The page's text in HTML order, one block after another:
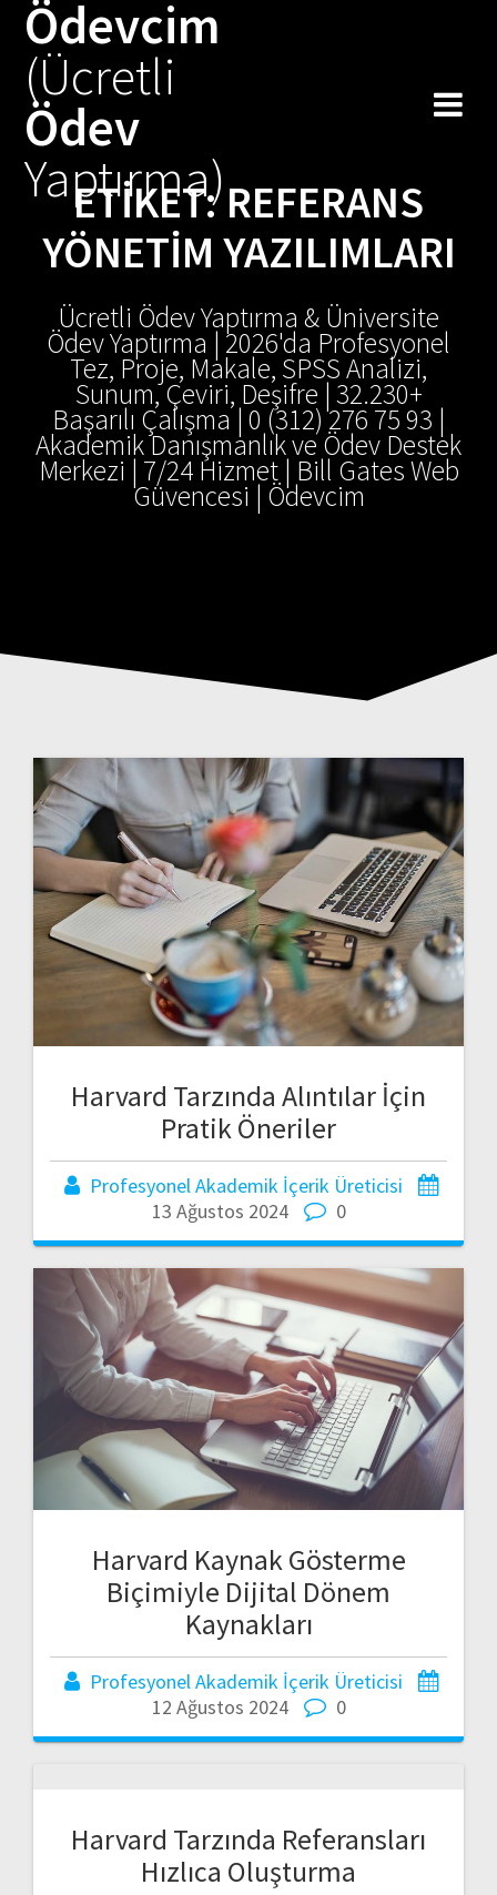
Ödevcim
(Ücretli
Ödev
Yaptırma)
ETIKET:REFERANS
YÖNETIM YAZILIMLARI
Ücretli Ödev Yaptırma & Üniversite
Ödev Yaptırma | 2026'da Profesyonel
Tez, Proje, Makale, SPSS Analizi,
Sunum, Çeviri, Deşifre | 32.230+
Başarılı Çalışma | 0 (312) 276 75 93 |
Akademik Danışmanlık ve Ödev Destek
Merkezi | 7/24 Hizmet | Bill Gates Web
Güvencesi | Ödevcim
Harvard Tarzında Alıntılar İçin
Pratik Öneriler
Profesyonel Akademik İçerik Üreticisi
13 Ağustos 2024
0
Harvard Kaynak Gösterme
Biçimiyle Dijital Dönem
Kaynakları
Profesyonel Akademik İçerik Üreticisi
12 Ağustos 2024
0
Harvard Tarzında Referansları
Hızlıca Oluşturma